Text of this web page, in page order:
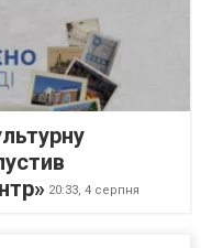
20:33, 4 серпня